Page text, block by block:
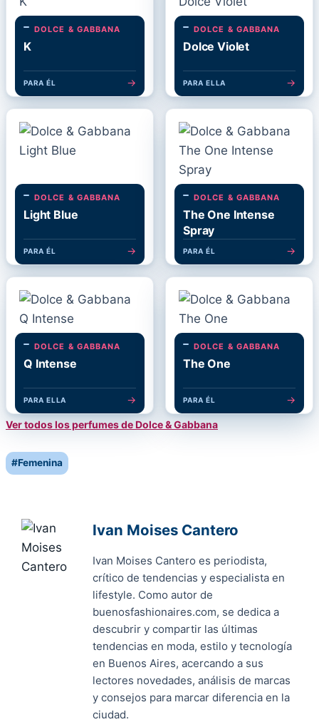
DOLCE & GABBANA
K
PARA ÉL →
DOLCE & GABBANA
Dolce Violet
PARA ELLA →
DOLCE & GABBANA
Light Blue
PARA ÉL →
DOLCE & GABBANA
The One Intense
Spray
PARA ÉL →
DOLCE & GABBANA
Q Intense
PARA ELLA →
DOLCE & GABBANA
The One
PARA ÉL →
Ver todos los perfumes de Dolce & Gabbana
Post
Tags:
#Femenina
Ivan Moises Cantero
Ivan Moises Cantero es periodista,
crítico de tendencias y especialista en
lifestyle. Como autor de
buenosfashionaires.com, se dedica a
descubrir y compartir las últimas
tendencias en moda, estilo y tecnología
en Buenos Aires, acercando a sus
lectores novedades, análisis de marcas
y consejos para marcar diferencia en la
ciudad.